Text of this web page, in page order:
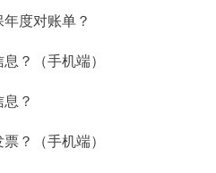
度对账单？
？（手机端）
？
？（手机端）